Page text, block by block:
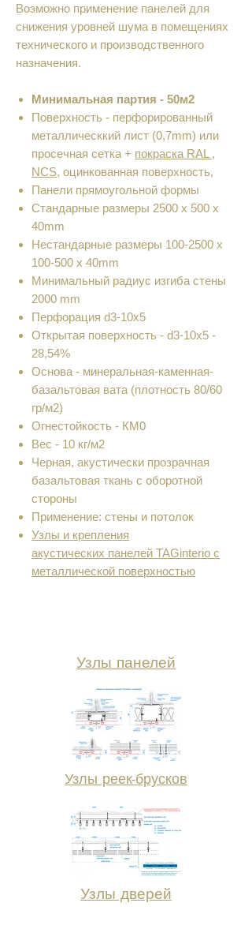
Возможно применение панелей для
снижения уровней шума в помещениях
технического и производственного
назначения.
Минимальная партия - 50м2
Поверхность - перфорированный
металлическкий лист (0,7mm) или
просечная сетка + покраска RAL ,
NCS, оцинкованная поверхность,
Панели прямоугольной формы
Cтандарные размеры 2500 x 500 x
40mm
Нестандарные размеры 100-2500 x
100-500 x 40mm
Минимальный радиус изгиба стены
2000 mm
Перфорация d3-10x5
Открытая поверхность - d3-10x5 -
28,54%
Основа - минеральная-каменная-
базальтовая вата (плотность 80/60
гр/м2)
Огнестойкость - КМ0
Вес - 10 кг/м2
Черная, акустически прозрачная
базальтовая ткань с оборотной
стороны
Применение: стены и потолок
Узлы и крепления
акустических панелей TAGinterio с
металлической поверхностью
Узлы панелей
Узлы реек-брусков
Узлы дверей